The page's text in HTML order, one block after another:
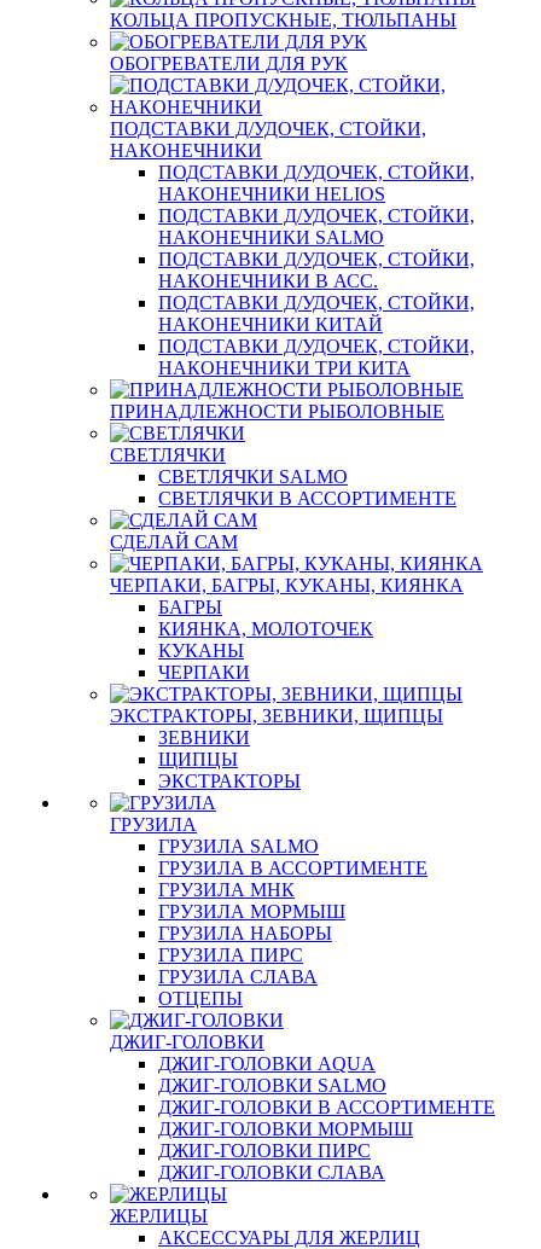
КОЛЬЦА ПРОПУСКНЫЕ, ТЮЛЬПАНЫ
ОБОГРЕВАТЕЛИ ДЛЯ РУК
ПОДСТАВКИ Д/УДОЧЕК, СТОЙКИ,
НАКОНЕЧНИКИ
ПОДСТАВКИ Д/УДОЧЕК, СТОЙКИ,
НАКОНЕЧНИКИ HELIOS
ПОДСТАВКИ Д/УДОЧЕК, СТОЙКИ,
НАКОНЕЧНИКИ SALMO
ПОДСТАВКИ Д/УДОЧЕК, СТОЙКИ,
НАКОНЕЧНИКИ В АСС.
ПОДСТАВКИ Д/УДОЧЕК, СТОЙКИ,
НАКОНЕЧНИКИ КИТАЙ
ПОДСТАВКИ Д/УДОЧЕК, СТОЙКИ,
НАКОНЕЧНИКИ ТРИ КИТА
ПРИНАДЛЕЖНОСТИ РЫБОЛОВНЫЕ
СВЕТЛЯЧКИ
СВЕТЛЯЧКИ SALMO
СВЕТЛЯЧКИ В АССОРТИМЕНТЕ
СДЕЛАЙ САМ
ЧЕРПАКИ, БАГРЫ, КУКАНЫ, КИЯНКА
БАГРЫ
КИЯНКА, МОЛОТОЧЕК
КУКАНЫ
ЧЕРПАКИ
ЭКСТРАКТОРЫ, ЗЕВНИКИ, ЩИПЦЫ
ЗЕВНИКИ
ЩИПЦЫ
ЭКСТРАКТОРЫ
ГРУЗИЛА
ГРУЗИЛА SALMO
ГРУЗИЛА В АССОРТИМЕНТЕ
ГРУЗИЛА МНК
ГРУЗИЛА МОРМЫШ
ГРУЗИЛА НАБОРЫ
ГРУЗИЛА ПИРС
ГРУЗИЛА СЛАВА
ОТЦЕПЫ
ДЖИГ-ГОЛОВКИ
ДЖИГ-ГОЛОВКИ AQUA
ДЖИГ-ГОЛОВКИ SALMO
ДЖИГ-ГОЛОВКИ В АССОРТИМЕНТЕ
ДЖИГ-ГОЛОВКИ МОРМЫШ
ДЖИГ-ГОЛОВКИ ПИРС
ДЖИГ-ГОЛОВКИ СЛАВА
ЖЕРЛИЦЫ
АКСЕССУАРЫ ДЛЯ ЖЕРЛИЦ